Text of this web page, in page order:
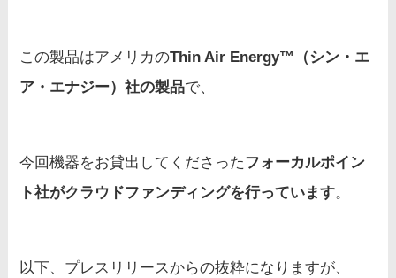
この製品はアメリカのThin Air Energy™（シン・エ
ア・エナジー）社の製品で、
今回機器をお貸出してくださったフォーカルポイン
ト社がクラウドファンディングを行っています。
以下、プレスリリースからの抜粋になりますが、